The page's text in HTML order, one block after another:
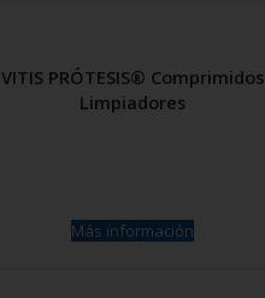
VITIS PRÓTESIS® Comprimidos
Limpiadores
Más información